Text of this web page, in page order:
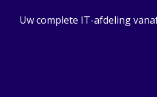
Uw complete IT-afdeling